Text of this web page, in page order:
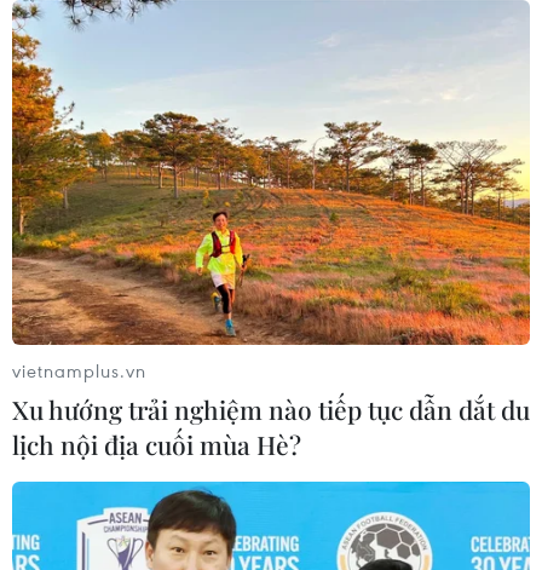
“Showcase 2023: Thương” truyền tải hữu
hình những điều muốn nói
01/12/2023 15:06
Thông qua “Showcase 2023: Thương," AVSQ muốn
truyền tải thông điệp “Hữu hình những điều muốn nói"
nhằm tiếp thêm động lực cho các bạn trẻ Việt Nam
đang sống tự lập tại đất nước Australia.
vietnamplus.vn
Xu hướng trải nghiệm nào tiếp tục dẫn dắt du
lịch nội địa cuối mùa Hè?